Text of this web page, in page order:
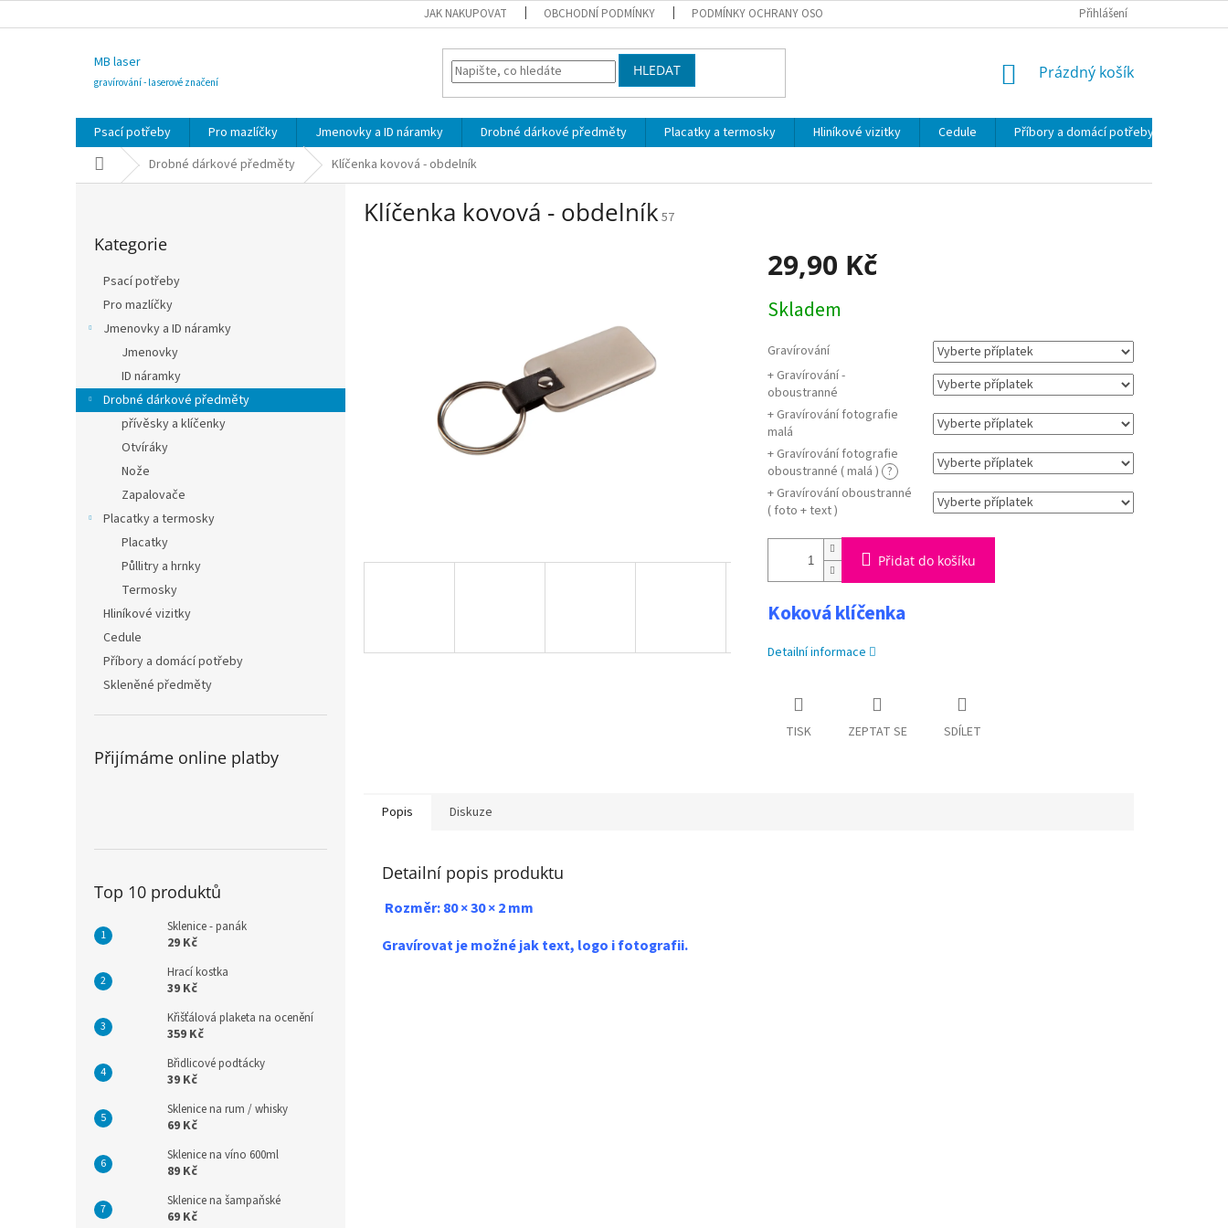
na
JAK NAKUPOVAT OBCHODNÍ PODMÍNKY PODMÍNKY OCHRANY OSOBNÍCH ÚDAJŮ Přihlášení
MB laser
gravírování - laserové značení
HLEDAT
NÁKUPNÍ
Prázdný košík
Psací potřeby Pro mazlíčky Jmenovky a ID náramky Drobné dárkové předměty Placatky a termosky Hliníkové vizitky Cedule Příbory a domácí potřeby
Domů Drobné dárkové předměty Klíčenka kovová - obdelník
a
n
kategorie
Kategorie
Psací potřeby
Pro mazlíčky
Jmenovky a ID náramky
Jmenovky
ID náramky
Drobné dárkové předměty
přívěsky a klíčenky
Otvíráky
Nože
Zapalovače
Placatky a termosky
Placatky
Půllitry a hrnky
Termosky
Hliníkové vizitky
Cedule
Příbory a domácí potřeby
Skleněné předměty
Přijímáme online platby
Top 10 produktů
Sklenice - panák
29 Kč
Hrací kostka
39 Kč
Křišťálová plaketa na ocenění
359 Kč
Břidlicové podtácky
39 Kč
Sklenice na rum / whisky
69 Kč
Sklenice na víno 600ml
89 Kč
Sklenice na šampaňské
69 Kč
Klíčenka kovová - obdelník57
29,90 Kč
cena:
Skladem
Gravírování
+ Gravírování -
oboustranné
+ Gravírování fotografie
malá
+ Gravírování fotografie
oboustranné ( malá ) ?
+ Gravírování oboustranné
( foto + text )
Přidat do košíku
Koková klíčenka
Detailní informace
TISK ZEPTAT SE SDÍLET
Popis Diskuze
Detailní popis produktu
Rozměr: 80 × 30 × 2 mm
Gravírovat je možné jak text, logo i fotografii.